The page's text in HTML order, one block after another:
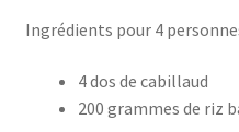
Ingrédients pour 4
4 dos de cabillaud
200 grammes de riz